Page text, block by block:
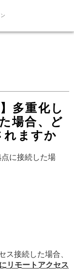
多重化し
場合、ど
ますか
点に接続した場
ス接続した場合、
リモートアクセス